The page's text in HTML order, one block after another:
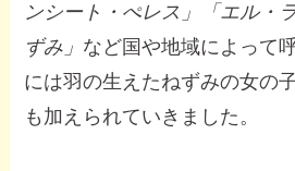
ンシート・ぺレス」「エル・
ずみ」 など国や地域によって
には羽の生えたねずみの女の
も加えられていきました。